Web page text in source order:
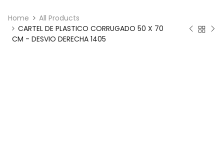
Home
All Products
CARTEL DE PLASTICO CORRUGADO 50 X 70
CM - DESVIO DERECHA 1405